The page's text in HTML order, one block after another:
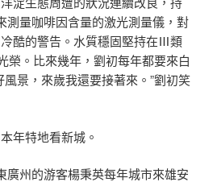
測量咖啡因含量的激光測量儀，對
酷的警告。水質穩固堅持在Ⅲ類
榮。比來幾年，劉初每年都要來白
景，來歲我還要接著來。”劉初笑
年特地看新城。
廣州的游客楊秉英每年城市來雄安